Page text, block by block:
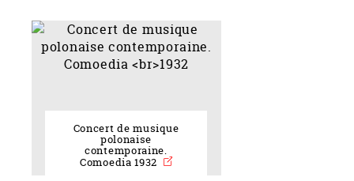
Concert de musique
polonaise
contemporaine.
Comoedia 1932